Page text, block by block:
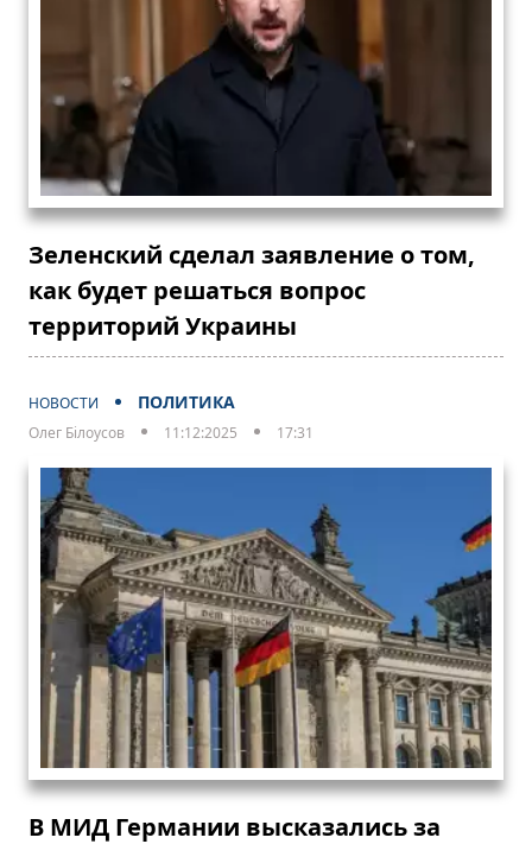
Зеленский сделал заявление о том,
как будет решаться вопрос
территорий Украины
НОВОСТИ ПОЛИТИКА
Олег Білоусов 11:12:2025 17:31
В МИД Германии высказались за